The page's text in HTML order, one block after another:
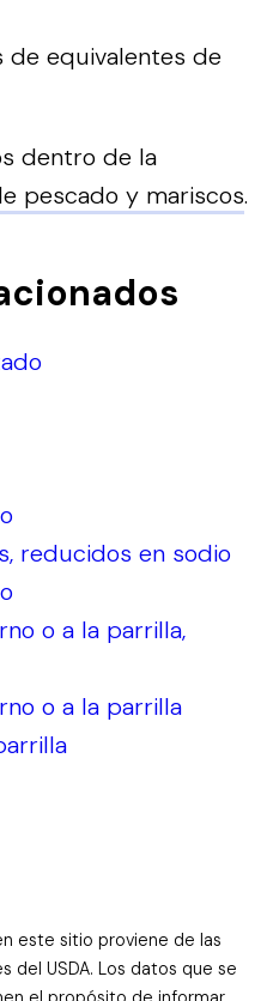
de equivalentes de
dentro de la
pescado y mariscos.
reducidos en sodio
o a la parrilla,
o a la parrilla
este sitio proviene de las
del USDA. Los datos que se